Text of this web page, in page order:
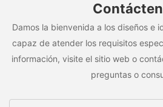
Damos la bienvenida a los diseños e
capaz de atender los requisitos
información, visite el sitio web o
preguntas o